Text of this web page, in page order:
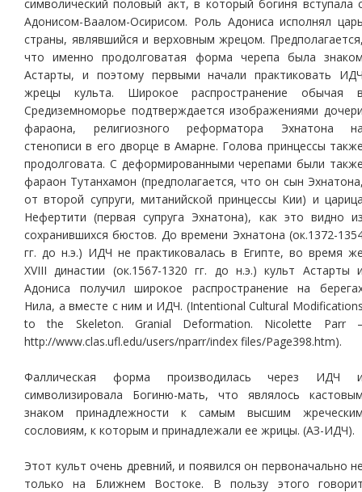
символический половый акт, в который богиня вступала
Адонисом-Ваалом-Осирисом. Роль Адониса исполнял
страны, являвшийся и верховным жрецом.
что именно продолговатая форма черепа была
Астарты, и поэтому первыми начали практиковать
жрецы культа. Широкое распространение обычая
Средиземноморье подтверждается изображениями
фараона, религиозного реформатора Эхнатона
стенописи в его дворце в Амарне. Голова принцессы
продолговата. С деформированными черепами были
фараон Тутанхамон (предполагается, что он сын
от второй супруги, митанийской принцессы Кии) и
Нефертити (первая супруга Эхнатона), как это видно
сохранившихся бюстов. До времени Эхнатона (ок.1372-
гг. до н.э.) ИДЧ не практиковалась в Египте, во время
XVIII династии (ок.1567-1320 гг. до н.э.) культ Астарты
Адониса получил широкое распространение на
Нила, а вместе с ним и ИДЧ. (Intentional Cultural
to the Skeleton. Granial Deformation. Nicolette Parr
http://www.clas.ufl.edu/users/nparr/index files/Page398.htm).
Фаллическая форма производилась через ИДЧ
символизировала Богиню-мать, что являлось
знаком принадлежности к самым высшим
сословиям, к которым и принадлежали ее жрицы. (АЗ-ИДЧ).
Этот культ очень древний, и появился он первоначально
только на Ближнем Востоке. В пользу этого